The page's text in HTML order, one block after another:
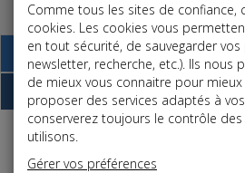
Base documentaire
Chiffres
Bâtiment et immobilier
Comme tous les sites de confiance,
cookies. Les cookies vous
en tout sécurité, de sauvegarder vos
newsletter, recherche, etc.). Ils nous
de mieux vous connaitre pour mieux
proposer des services adaptés à
conserverez toujours le contrôle
utilisons.
Gérer vos préférences